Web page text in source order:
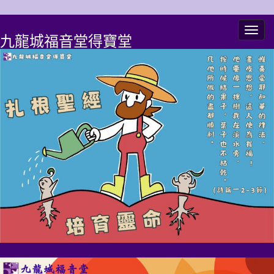
九龍城福音堂得寶堂